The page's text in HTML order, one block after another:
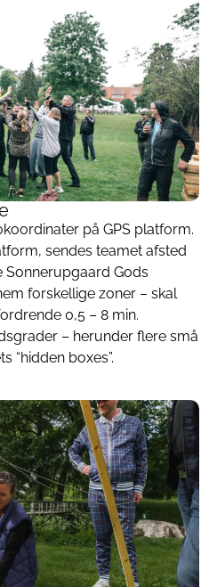
på GPS platform.
sendes teamet afsted
Sonnerupgaard Gods
forskellige zoner – skal
0,5 – 8 min.
– herunder flere små
“hidden boxes”.